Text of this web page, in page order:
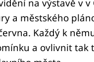
na výstavě v v
a městského
Každý k
a ovlivnit tak